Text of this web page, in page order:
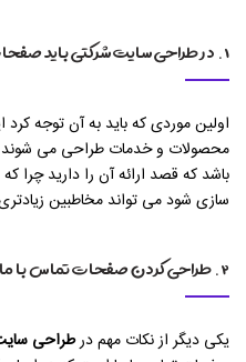
۱. در طراحی سایت شرکتی باید صفحات به صورت اختصاصی طراحی شوند
اولین موردی که باید به آن توجه
محصولات و خدمات طراحی می شوند
باشد که قصد ارائه آن را دارید چرا
سازی شود می تواند مخاطبین
۲. طراحی کردن صفحات تماس با ما
یکی دیگر از نکات مهم درطراحی